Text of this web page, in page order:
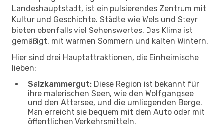
Landeshauptstadt, ist ein pulsierendes Zentrum mit
Kultur und Geschichte. Städte wie Wels und Steyr
bieten ebenfalls viel Sehenswertes. Das Klima ist
gemäßigt, mit warmen Sommern und kalten Wintern.
Hier sind drei Hauptattraktionen, die Einheimische
lieben:
Salzkammergut: Diese Region ist bekannt für
ihre malerischen Seen, wie den Wolfgangsee
und den Attersee, und die umliegenden Berge.
Man erreicht sie bequem mit dem Auto oder mit
öffentlichen Verkehrsmitteln.